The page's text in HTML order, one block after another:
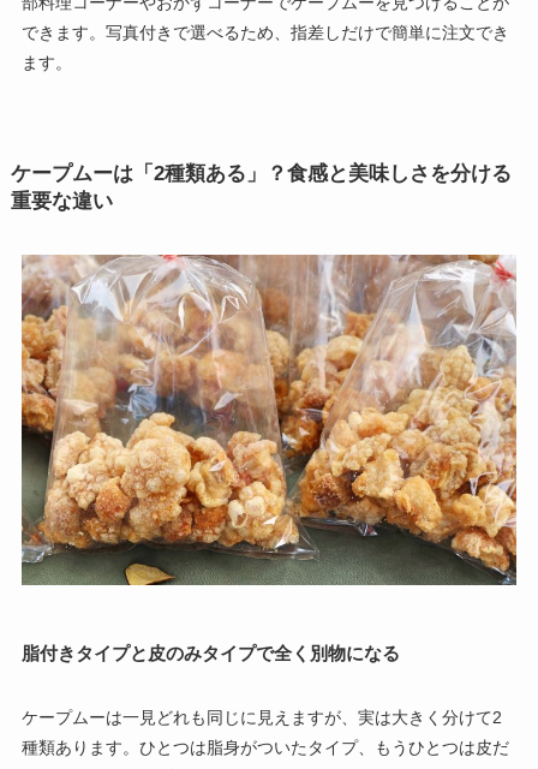
できます。写真付きで選べるため、指差しだけで簡単に注文でき
ます。
ケープムーは「2種類ある」？食感と美味しさを分ける
重要な違い
脂付きタイプと皮のみタイプで全く別物になる
ケープムーは一見どれも同じに見えますが、実は大きく分けて2
種類あります。ひとつは脂身がついたタイプ、もうひとつは皮だ